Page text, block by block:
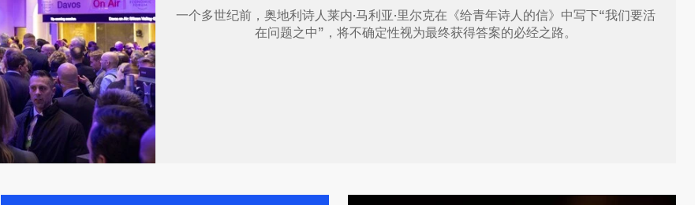
一个多世纪前，奥地利诗人莱内·马利亚·里尔克在《给青年诗人的信》中写下“我们要活
在问题之中”，将不确定性视为最终获得答案的必经之路。